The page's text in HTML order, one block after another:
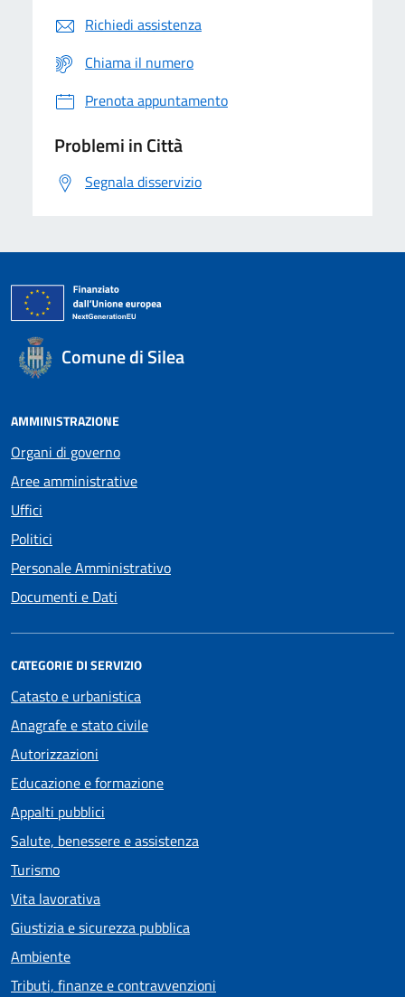
Richiedi assistenza
Chiama il numero
Prenota appuntamento
Problemi in Città
Segnala disservizio
Comune di Silea
AMMINISTRAZIONE
Organi di governo
Aree amministrative
Uffici
Politici
Personale Amministrativo
Documenti e Dati
CATEGORIE DI SERVIZIO
Catasto e urbanistica
Anagrafe e stato civile
Autorizzazioni
Educazione e formazione
Appalti pubblici
Salute, benessere e assistenza
Turismo
Vita lavorativa
Giustizia e sicurezza pubblica
Ambiente
Tributi, finanze e contravvenzioni